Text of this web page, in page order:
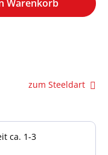
Warenkorb
zum Steeldart
ca. 1-3